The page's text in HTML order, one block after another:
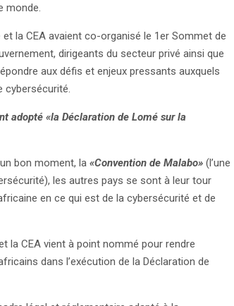
monde.
la CEA avaient co-organisé le 1er Sommet de
dirigeants du secteur privé ainsi que
aux défis et enjeux pressants auxquels
adopté «la Déclaration de Lomé sur la
bon moment, la «Convention de Malabo» (l’une
les autres pays se sont à leur tour
en ce qui est de la cybersécurité et de
la CEA vient à point nommé pour rendre
dans l’exécution de la Déclaration de